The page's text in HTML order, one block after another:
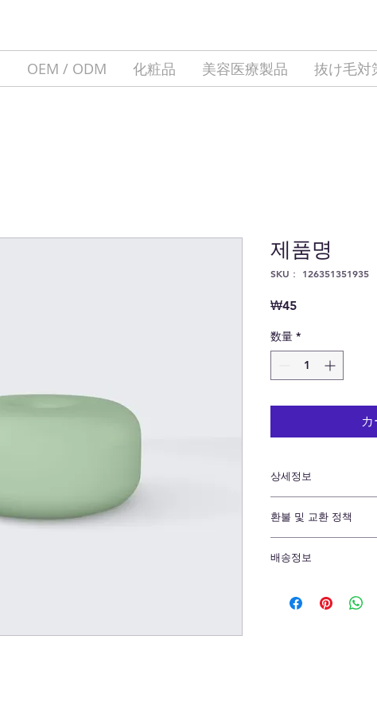
OEM / ODM 化粧品 美容医療製品 抜け毛対
제품명
SKU： 126351351935
₩45価
数量 *
상세정보
리방법 등 친절하고
어줍니다. 제품의 어
지 우선순위를 잘 생
환불 및 교환 정책
제품 정보를 제공하
배송정보
한 설명은 소비자들